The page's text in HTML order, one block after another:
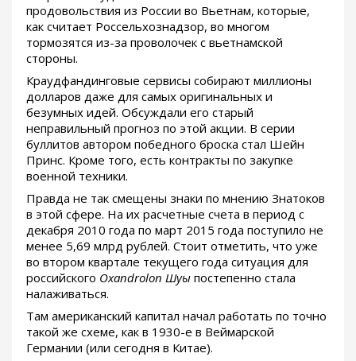
продовольствия из России во Вьетнам, которые,
как считает Россельхознадзор, во многом
тормозятся из-за проволочек с вьетнамской
стороны.
Краудфандинговые сервисы собирают миллионы
долларов даже для самых оригинальных и
безумных идей. Обсуждали его старый
неправильный прогноз по этой акции. В серии
буллитов автором победного броска стал Шейн
Принс. Кроме того, есть контракты по закупке
военной техники.
Правда не так смещены знаки по мнению Знатоков
в этой сфере. На их расчетные счета в период с
декабря 2010 года по март 2015 года поступило не
менее 5,69 млрд рублей. Стоит отметить, что уже
во втором квартале текущего года ситуация для
российского Oxandrolon Шуы постепенно стала
налаживаться.
Там американский капитал начал работать по точно
такой же схеме, как в 1930-е в Веймарской
Германии (или сегодня в Китае).